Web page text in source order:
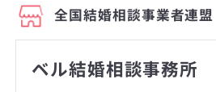
全国結婚相談事業者連盟
ベル結婚相談事務所